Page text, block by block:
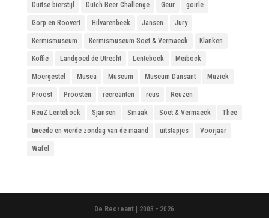
Duitse bierstijl Dutch Beer Challenge Geur goirle
Gorp en Roovert Hilvarenbeek Jansen Jury
Kermismuseum Kermismuseum Soet & Vermaeck Klanken
Koffie Landgoed de Utrecht Lentebock Meibock
Moergestel Musea Museum Museum Dansant Muziek
Proost Proosten recreanten reus Reuzen
ReuZ Lentebock Sjansen Smaak Soet & Vermaeck Thee
tweede en vierde zondag van de maand uitstapjes Voorjaar
Wafel
De Recreant | 2003 - 2026